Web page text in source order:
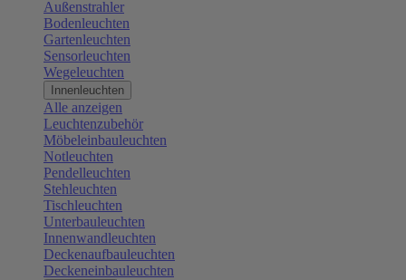
Außenstrahler
Bodenleuchten
Gartenleuchten
Sensorleuchten
Wegeleuchten
Innenleuchten
Alle anzeigen
Leuchtenzubehör
Möbeleinbauleuchten
Notleuchten
Pendelleuchten
Stehleuchten
Tischleuchten
Unterbauleuchten
Innenwandleuchten
Deckenaufbauleuchten
Deckeneinbauleuchten